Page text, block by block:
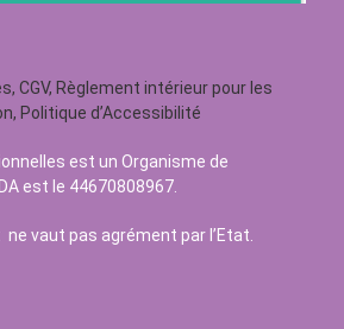
CGV, Règlement intérieur pour les
Politique d’Accessibilité
est un Organisme de
est le 44670808967.
vaut pas agrément par l’Etat.